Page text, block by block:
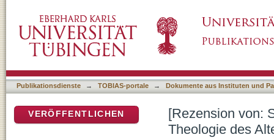
Testaments]
Publikationsdienste → TOBIAS-portale → Dokumente aus Instituten und
[Rezension von:
Theologie des
VERÖFFENTLICHEN